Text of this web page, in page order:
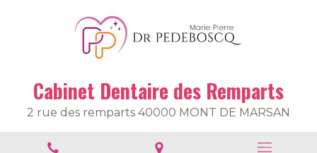
Cabinet Dentaire des Remparts
2 rue des remparts 40000 MONT DE MARSAN